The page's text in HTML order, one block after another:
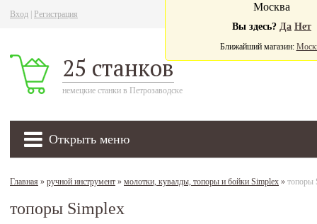
Вход Регистрация
25 станков
немецкие станки в Петрозаводске
Открыть меню
Москва
Вы здесь? Да Нет
Ближайший магазин:
Главная » ручной инструмент » молотки, кувалды, топоры и бойки Simplex » топоры
топоры Simplex